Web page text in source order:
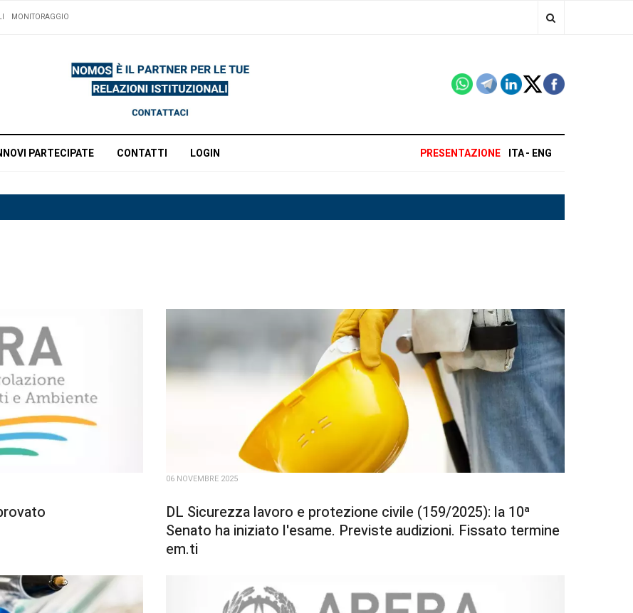
MONITORAGGIO
PARTECIPATE CONTATTI LOGIN PRESENTAZIONE ITA ENG
06 NOVEMBRE 2025
DL Sicurezza lavoro e protezione civile (159/2025): la 10ª
Senato ha iniziato l'esame. Previste audizioni. Fissato termine
em.ti